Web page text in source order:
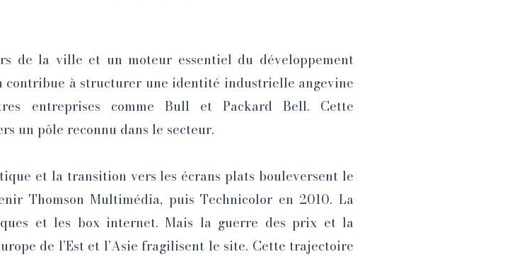
de la ville et un moteur essentiel du développement
contribue à structurer une identité industrielle angevine
entreprises comme Bull et Packard Bell. Cette
un pôle reconnu dans le secteur.
et la transition vers les écrans plats bouleversent le
Thomson Multimédia, puis Technicolor en 2010. La
et les box internet. Mais la guerre des prix et la
de l’Est et l’Asie fragilisent le site. Cette trajectoire